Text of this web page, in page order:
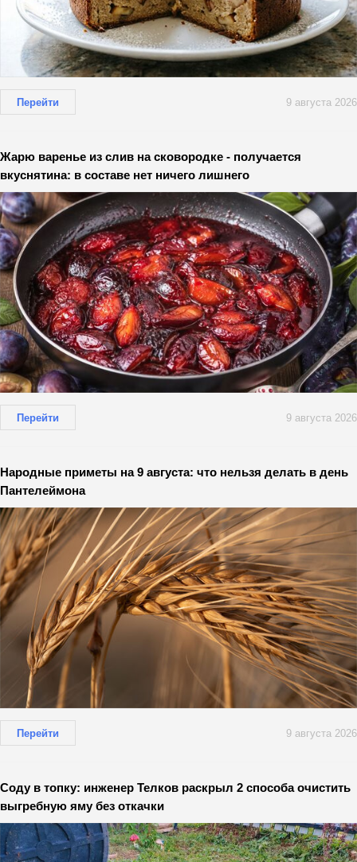
Перейти 9 августа 2026
Жарю варенье из слив на сковородке - получается
вкуснятина: в составе нет ничего лишнего
Перейти 9 августа 2026
Народные приметы на 9 августа: что нельзя делать в день
Пантелеймона
Перейти 9 августа 2026
Соду в топку: инженер Телков раскрыл 2 способа очистить
выгребную яму без откачки